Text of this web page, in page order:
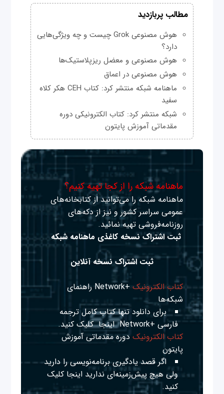
مطالب پربازدید
هوش مصنوعی Grok چیست و چه ویژگی‌هایی
دارد؟
هوش مصنوعی و معضل ریزپلاستیک‌ها
هوش مصنوعی در اعماق
ماهنامه شبکه منتشر کرد: کتاب CEH هکر کلاه
سفید
شبکه منتشر کرد: کتاب الکترونیکی دوره
مقدماتی آموزش پایتون
ماهنامه شبکه را از کجا تهیه کنیم؟
ماهنامه شبکه را می‌توانید از کتابخانه‌های
عمومی سراسر کشور و نیز از دکه‌های
روزنامه‌فروشی تهیه نمائید.
ثبت اشتراک نسخه کاغذی ماهنامه شبکه
ثبت اشتراک نسخه آنلاین
کتاب الکترونیک
+Network راهنمای
شبکه‌ها
برای دانلود تنها کتاب کامل ترجمه
فارسی +Network
اینجا کلیک کنید.
کتاب الکترونیک دوره مقدماتی آموزش
پایتون
اگر قصد یادگیری برنامه‌نویسی را دارید
ولی هیچ پیش‌زمینه‌ای نداریداینجا کلیک
کنید.